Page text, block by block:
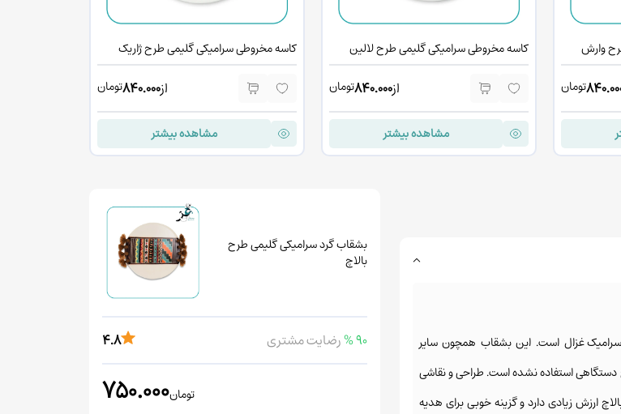
وارش
تومان
کاسه مخروطی سرامیکی گلیمی طرح لالین
از840.000تومان
مشاهده بیشتر
کاسه مخروطی سرامیکی گلیمی طرح ژاریک
از840.000تومان
مشاهده بیشتر
غزال است. این بشقاب همچون سایر
استفاده نشده است. طراحی و نقاشی
ارزش زیادی دارد و گزینه خوبی برای هدیه
بشقاب گرد سرامیکی گلیمی طرح
بالاچ
90 % رضایت مشتری 4.8
تومان750.000